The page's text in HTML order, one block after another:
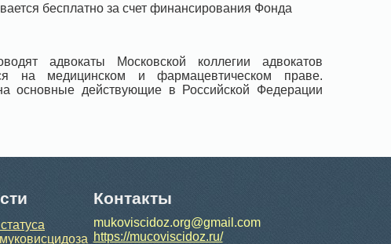
бесплатно за счет финансирования Фонда
адвокаты Московской коллегии адвокатов
на медицинском и фармацевтическом праве.
основные действующие в Российской Федерации
Контакты
mukoviscidoz.org@gmail.com
https://mucoviscidoz.ru/